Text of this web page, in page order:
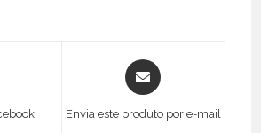
Opens
in
Envia este produto por e-mail